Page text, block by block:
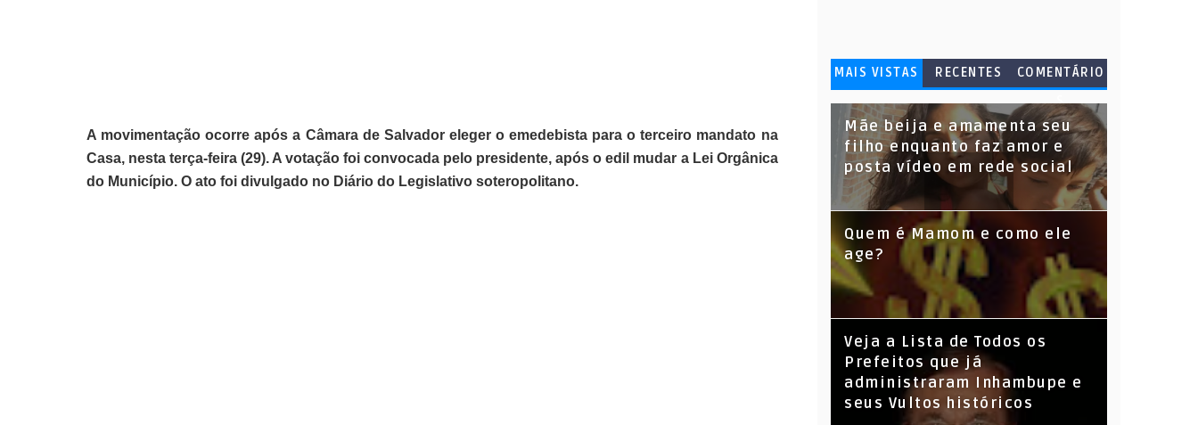
A movimentação ocorre após a Câmara de Salvador eleger o emedebista para o terceiro mandato na
Casa, nesta terça-feira (29). A votação foi convocada pelo presidente, após o edil mudar a Lei Orgânica
do Município. O ato foi divulgado no Diário do Legislativo soteropolitano.
MAIS VISTAS RECENTES
COMENTÁRIO
S
Mãe beija e amamenta seu
filho enquanto faz amor e
posta vídeo em rede social
Quem é Mamom e como ele
age?
Veja a Lista de Todos os
Prefeitos que já
administraram Inhambupe e
seus Vultos históricos